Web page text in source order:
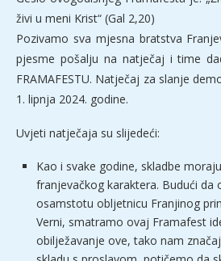
živi u meni Krist“ (Gal 2,20)
Pozivamo sva mjesna bratstva
pjesme pošalju na natječaj i time
FRAMAFESTU. Natječaj za slanje
1. lipnja 2024. godine.
Uvjeti natječaja su slijedeći:
Kao i svake godine, skladbe
franjevačkog karaktera. Budući da
osamstotu obljetnicu Franjinog
Verni, smatramo ovaj Framafest
obilježavanje ove, tako nam